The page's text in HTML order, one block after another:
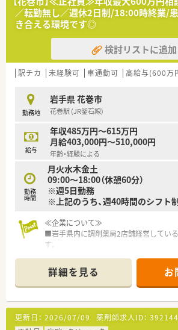
／転勤無し／週休2日制/18:00時終業/
き合える環境です◎
検討リストに追加
駅チカ 未経験可 車通勤可 高給与(600万
勤務地
岩手県 花巻市
花巻駅 (JR釜石線)
給与
年収485万円～615万円
月給403,000円～510,000円
年齢・経験による
勤務
時間
月火水木金土
09:00～18:00（休憩60分）
※週5日勤務
※上記のうち、週40時間のシフト
≪企業について≫
■岩手県内に調剤薬局2店舗経営してい
す。
様との会話を大事にしており、服薬指導
薬局です。
■残業ほぼ無し。社内体制整えています
ンスを大事にできる環境づくりをしてい
■母体が医薬品卸業の会社で、安定感の
心。異動も無く腰を据えて働ける環境です
詳細を見る お
更新日： 2026/07/09 薬剤師求人ID： 392144